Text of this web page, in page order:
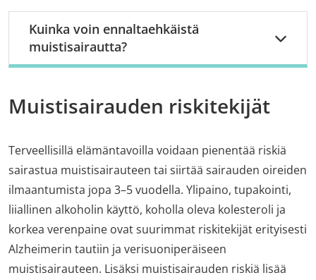
Kuinka voin ennaltaehkäistä
muistisairautta?
Muistisairauden riskitekijät
Terveellisillä elämäntavoilla voidaan pienentää riskiä
sairastua muistisairauteen tai siirtää sairauden oireiden
ilmaantumista jopa 3–5 vuodella. Ylipaino, tupakointi,
liiallinen alkoholin käyttö, koholla oleva kolesteroli ja
korkea verenpaine ovat suurimmat riskitekijät erityisesti
Alzheimerin tautiin ja verisuoniperäiseen
muistisairauteen. Lisäksi muistisairauden riskiä lisää